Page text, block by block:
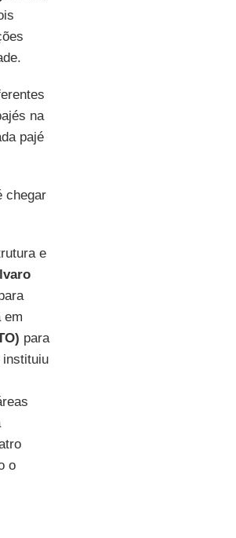
na
pajé
chegar
e
para
o